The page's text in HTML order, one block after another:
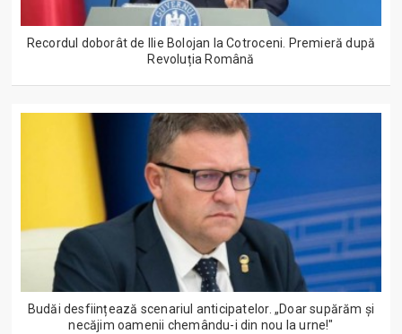
Recordul doborât de Ilie Bolojan la Cotroceni. Premieră după
Revoluția Română
Budăi desființează scenariul anticipatelor. „Doar supărăm și
necăjim oamenii chemându-i din nou la urne!"